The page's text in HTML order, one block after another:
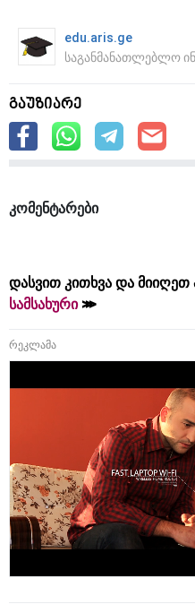
edu.aris.ge
საგანმანათლებლო
გაუზიარე
კომენტარები
დასვით კითხვა და მიიღეთ
სამსახური
რეკლამა